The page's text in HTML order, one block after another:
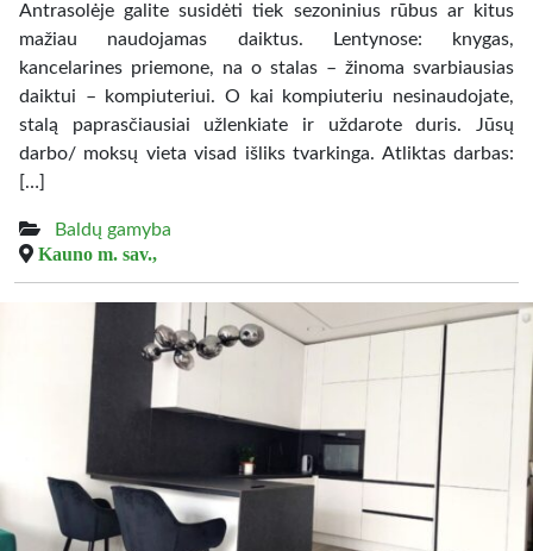
Antrasolėje galite susidėti tiek sezoninius rūbus ar kitus
mažiau naudojamas daiktus. Lentynose: knygas,
kancelarines priemone, na o stalas – žinoma svarbiausias
daiktui – kompiuteriui. O kai kompiuteriu nesinaudojate,
stalą paprasčiausiai užlenkiate ir uždarote duris. Jūsų
darbo/ moksų vieta visad išliks tvarkinga. Atliktas darbas:
[…]
Baldų gamyba
Kauno m. sav.,